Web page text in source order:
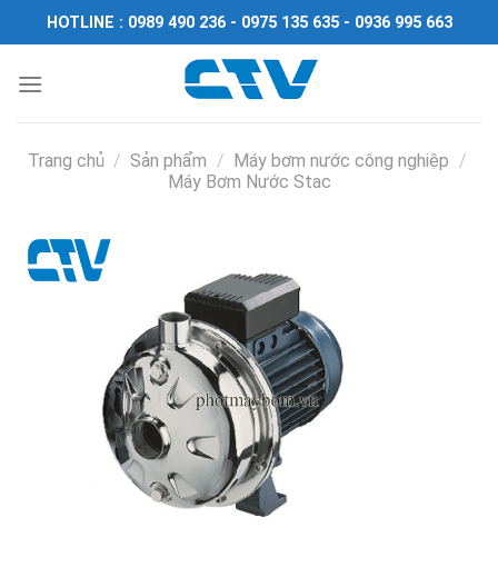
Chuyển
đến
dung
HOTLINE : 0989 490 236 - 0975 135 635 - 0936 995 663
Trang chủ / Sản phẩm / Máy bơm nước công nghiệp /
Máy Bơm Nước Stac